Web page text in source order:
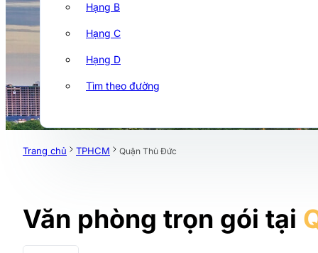
Hạng B
Hạng C
Hạng D
Tìm theo đường
Trang chủ TPHCM Quận Thủ Đức
Văn phòng trọn gói tại